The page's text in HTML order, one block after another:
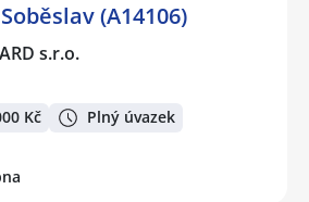
(A14106)
s.r.o.
Kč Plný úvazek